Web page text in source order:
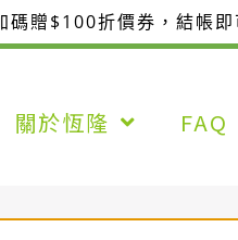
贈$100折價券，結帳即
關於恆隆 FAQ